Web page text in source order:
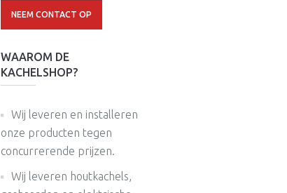
NEEM CONTACT OP
WAAROM DE
KACHELSHOP?
Wij leveren en installeren
onze producten tegen
concurrerende prijzen.
Wij leveren houtkachels,